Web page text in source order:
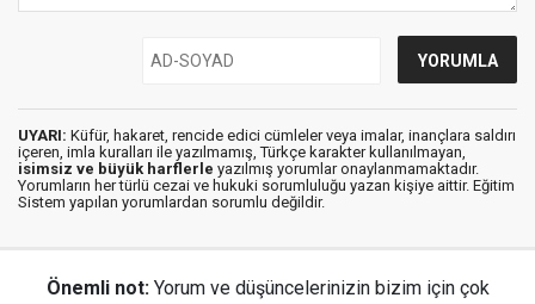
UYARI: Küfür, hakaret, rencide edici cümleler veya imalar, inançlara saldırı
içeren, imla kuralları ile yazılmamış, Türkçe karakter kullanılmayan,
isimsiz ve büyük harflerle yazılmış yorumlar onaylanmamaktadır.
Yorumların her türlü cezai ve hukuki sorumluluğu yazan kişiye aittir. Eğitim
Sistem yapılan yorumlardan sorumlu değildir.
Önemli not: Yorum ve düşüncelerinizin bizim için çok